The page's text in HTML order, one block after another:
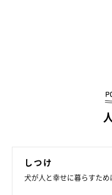
お話を伺った先生／成田
備え、ドリル形式でおさ
※写真はスマホアプリ「
です。
しつけ
犬が人と幸せに暮らすた